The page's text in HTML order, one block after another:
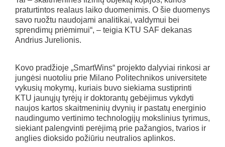
praturtintos realaus laiko duomenimis. O šie duomenys
savo ruožtu naudojami analitikai, valdymui bei
sprendimų priėmimui“, – teigia KTU SAF dekanas
Andrius Jurelionis.
Kovo pradžioje „SmartWins“ projekto dalyviai rinkosi ar
jungėsi nuotoliu prie Milano Politechnikos universitete
vykusių mokymų, kuriais buvo siekiama sustiprinti
KTU jaunųjų tyrėjų ir doktorantų gebėjimus vykdyti
naujos kartos skaitmeninių dvynių ir pastatų energinio
naudingumo vertinimo technologijų mokslinius tyrimus,
siekiant palengvinti perėjimą prie pažangios, tvarios ir
anglies dioksido požiūriu neutralios aplinkos.